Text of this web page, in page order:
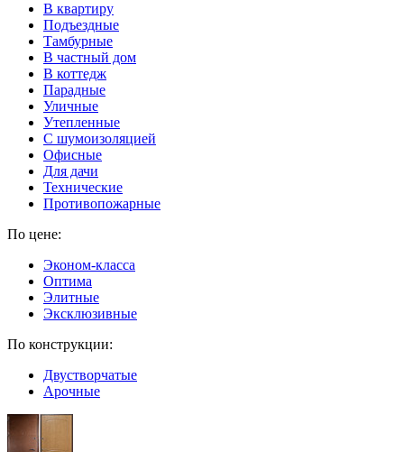
В квартиру
Подъездные
Тамбурные
В частный дом
В коттедж
Парадные
Уличные
Утепленные
C шумоизоляцией
Офисные
Для дачи
Технические
Противопожарные
По цене:
Эконом-класса
Оптима
Элитные
Эксклюзивные
По конструкции:
Двустворчатые
Арочные